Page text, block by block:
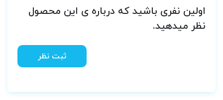
اولین نفری باشید که درباره ی این محصول
نظر میدهید.
ثبت نظر